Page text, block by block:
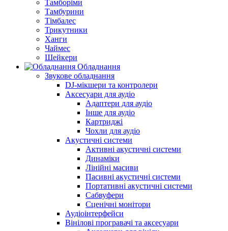
Тамборіми
Тамбурини
Тімбалес
Трикутники
Ханги
Чаймес
Шейкери
Обладнання
Звукове обладнання
DJ-мікшери та контролери
Аксесуари для аудіо
Адаптери для аудіо
Інше для аудіо
Картриджі
Чохли для аудіо
Акустичні системи
Активні акустичні системи
Динаміки
Лінійні масиви
Пасивні акустичні системи
Портативні акустичні системи
Сабвуфери
Сценічні монітори
Аудіоінтерфейси
Вінілові програвачі та аксесуари